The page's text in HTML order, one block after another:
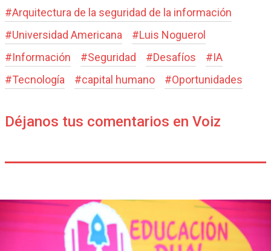
#Arquitectura de la seguridad de la información
#Universidad Americana #Luis Noguerol
#Información #Seguridad #Desafíos #IA
#Tecnología #capital humano #Oportunidades
Déjanos tus comentarios en Voiz